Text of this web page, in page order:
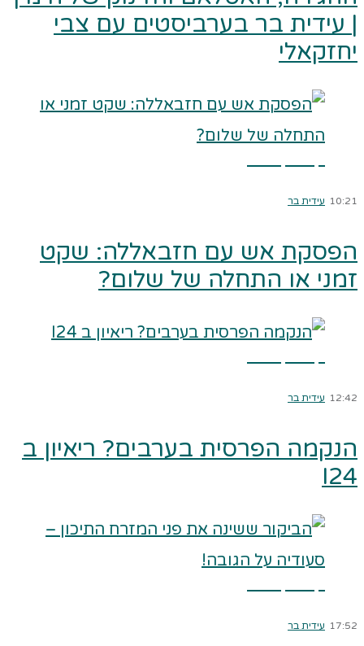
| עידית בר בערביסטים עם צבי
יחזקאלי
10:21 עידית בר
הפסקת אש עם חזבאללה: שקט
זמני או התחלה של שלום?
12:42 עידית בר
הנקמה הפרסית בערבים? ריאיון ב
I24
17:52 עידית בר